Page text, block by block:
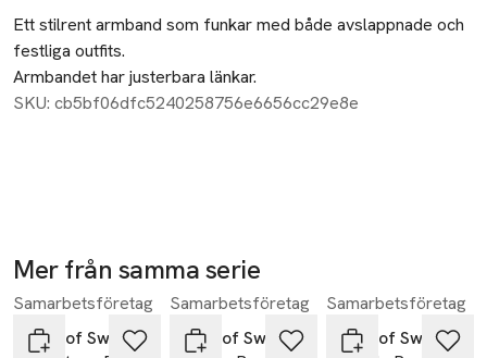
Beskrivning
Ett stilrent armband som funkar med både avslappnade och
festliga outfits.
Armbandet har justerbara länkar.
SKU: cb5bf06dfc5240258756e6656cc29e8e
Mer från samma serie
Hoppa över bildspelet
Samarbetsföretag
SNÖ of Sweden
Samarbetsföretag
SNÖ of Sweden
Samarbetsföretag
SNÖ of Sweden